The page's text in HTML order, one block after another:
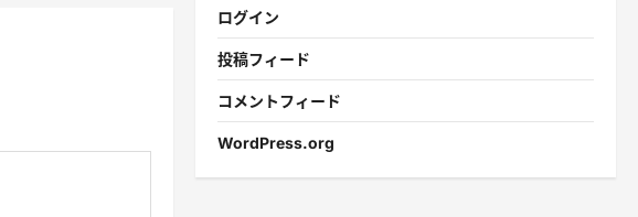
ログイン
投稿フィード
コメントフィード
WordPress.org